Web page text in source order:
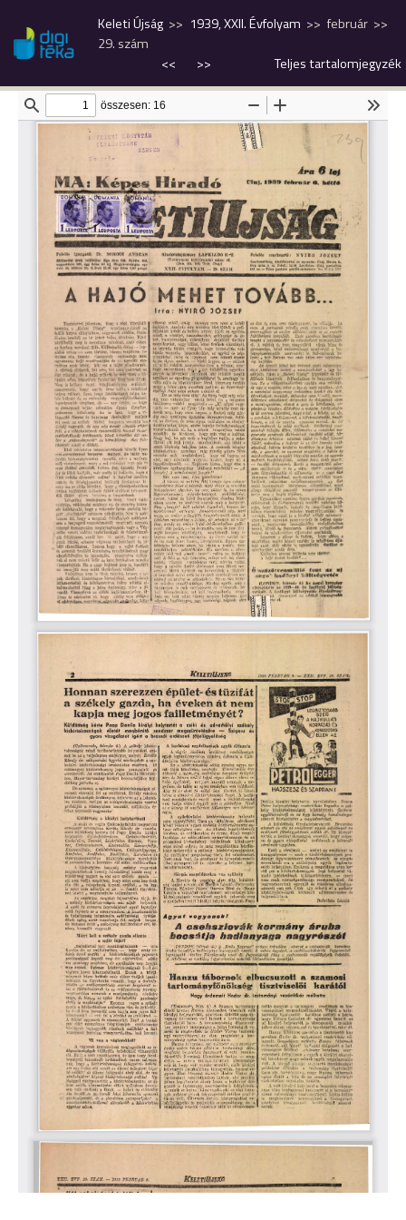
Keleti Újság 1939, XXII. Évfolyam
február
29. szám
<<
>> Teljes tartalomjegyzék